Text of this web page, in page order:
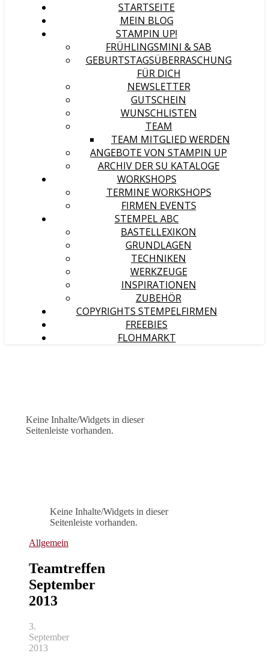
STARTSEITE
MEIN BLOG
STAMPIN UP!
FRÜHLINGSMINI & SAB
GEBURTSTAGSÜBERRASCHUNG
FÜR DICH
NEWSLETTER
GUTSCHEIN
WUNSCHLISTEN
TEAM
TEAM MITGLIED WERDEN
ANGEBOTE VON STAMPIN UP
ARCHIV DER SU KATALOGE
WORKSHOPS
TERMINE WORKSHOPS
FIRMEN EVENTS
STEMPEL ABC
BASTELLEXIKON
GRUNDLAGEN
TECHNIKEN
WERKZEUGE
INSPIRATIONEN
ZUBEHÖR
COPYRIGHTS STEMPELFIRMEN
FREEBIES
FLOHMARKT
Keine Inhalte/Widgets in dieser
Seitenleiste vorhanden.
Keine Inhalte/Widgets in dieser
Seitenleiste vorhanden.
Allgemein
Teamtreffen
September
2013
3.
September
2013